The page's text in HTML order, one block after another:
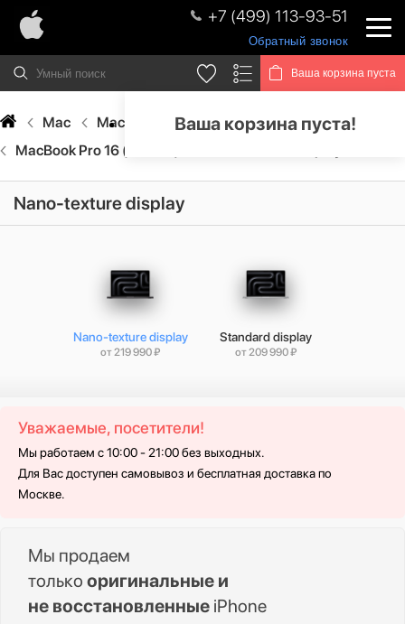
+7 (499) 113-93-51
Обратный звонок
Ваша корзина пуста
Ваша корзина пуста!
Mac MacBook Pro
MacBook Pro (M5 Pro)
MacBook Pro 16 (M5 Pro)
Nano-texture display
Nano-texture display
от 219 990 ₽
Standard display
от 209 990 ₽
Уважаемые, посетители!
Мы работаем с 10:00 - 21:00 без выходных.
Для Вас доступен самовывоз и бесплатная доставка по
Москве.
Мы продаем
только оригинальные и
не восстановленные iPhone